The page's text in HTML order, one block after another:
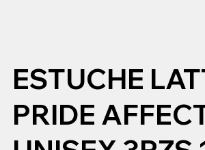
ESTUCHE
PRIDE